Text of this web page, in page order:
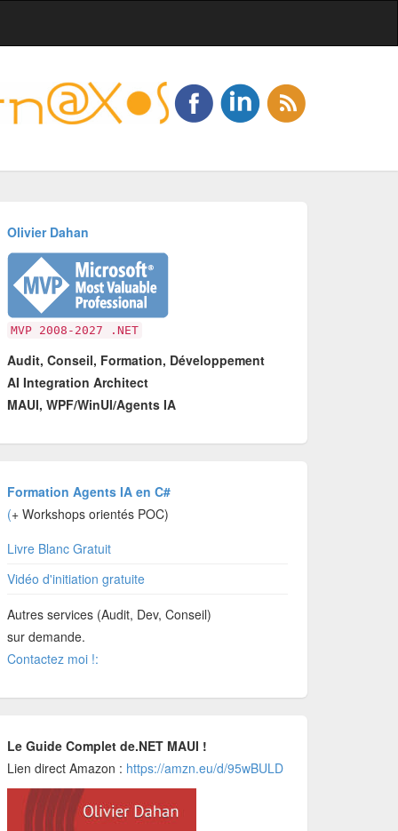
Olivier Dahan
MVP 2008-2027 .NET
Audit, Conseil, Formation, Développement
AI Integration Architect
MAUI, WPF/WinUI/Agents IA
Formation Agents IA en C#
(+ Workshops orientés POC)
Livre Blanc Gratuit
Vidéo d'initiation gratuite
Autres services (Audit, Dev, Conseil)
sur demande.
Contactez moi !:
Le Guide Complet de.NET MAUI !
Lien direct Amazon : https://amzn.eu/d/95wBULD